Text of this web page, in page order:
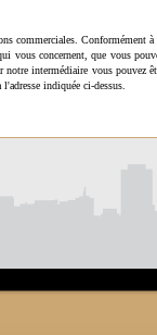
commerciales. Conformément à
vous concernent, que vous
notre intermédiaire vous pouvez
indiquée ci-dessus.